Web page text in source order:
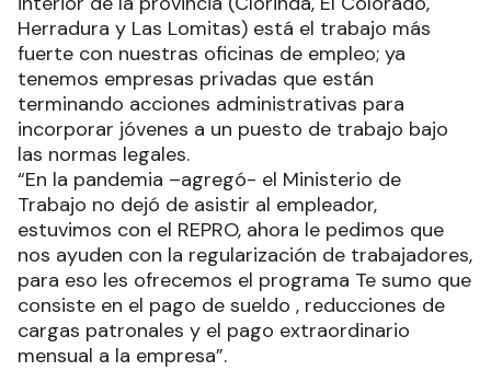
Herradura y Las Lomitas) está el trabajo más
fuerte con nuestras oficinas de empleo; ya
tenemos empresas privadas que están
terminando acciones administrativas para
incorporar jóvenes a un puesto de trabajo bajo
las normas legales.
“En la pandemia –agregó- el Ministerio de
Trabajo no dejó de asistir al empleador,
estuvimos con el REPRO, ahora le pedimos que
nos ayuden con la regularización de trabajadores,
para eso les ofrecemos el programa Te sumo que
consiste en el pago de sueldo , reducciones de
cargas patronales y el pago extraordinario
mensual a la empresa”.